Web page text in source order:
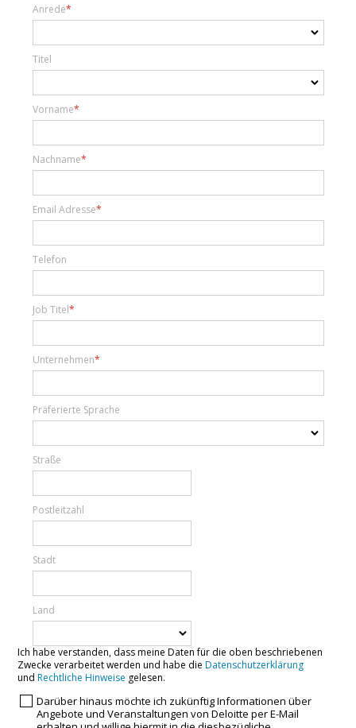
Anrede
Titel
Vorname
Nachname
Email Adresse
Telefon
Job Titel
Unternehmen
Präferierte Sprache
Straße
Postleitzahl
Stadt
Land
Ich habe verstanden, dass meine Daten für die oben beschriebenen
Zwecke verarbeitet werden und habe die Datenschutzerklärung
und Rechtliche Hinweise gelesen.
Darüber hinaus möchte ich zukünftig Informationen über
Angebote und Veranstaltungen von Deloitte per E-Mail